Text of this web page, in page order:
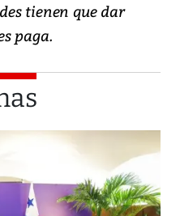
tienen que dar
paga.